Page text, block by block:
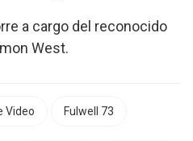
a cargo del reconocido
West.
Video Fulwell 73